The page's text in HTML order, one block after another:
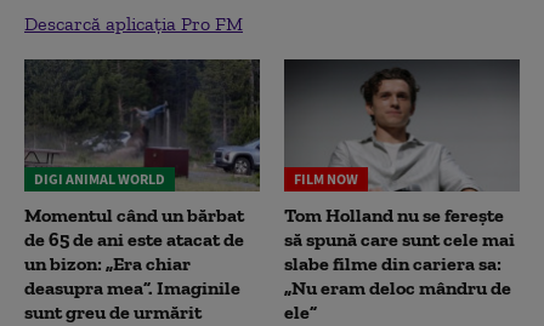
Descarcă aplicația Pro FM
DIGI ANIMAL WORLD
Momentul când un bărbat
de 65 de ani este atacat de
un bizon: „Era chiar
deasupra mea”. Imaginile
sunt greu de urmărit
FILM NOW
Tom Holland nu se ferește
să spună care sunt cele mai
slabe filme din cariera sa:
„Nu eram deloc mândru de
ele”